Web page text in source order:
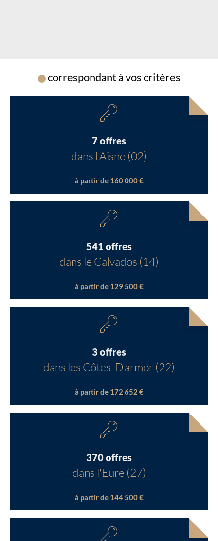
Chargement...
correspondant à vos critères
7 offres
dans l'Aisne (02)
à partir de 160 000 €
541 offres
dans le Calvados (14)
à partir de 129 500 €
3 offres
dans les Côtes-D'armor (22)
à partir de 172 652 €
370 offres
dans l'Eure (27)
à partir de 144 500 €